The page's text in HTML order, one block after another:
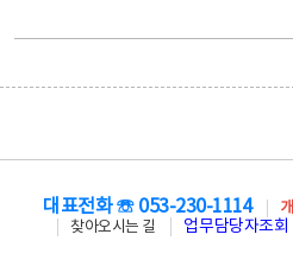
대표전화 ☏ 053-230-1114
찾아오시는 길
업무담당자조회